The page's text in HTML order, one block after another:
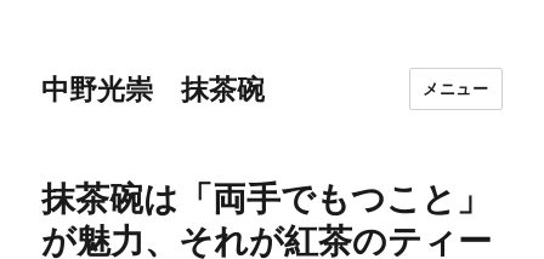
中野光崇 抹茶碗 メニュー
抹茶碗は「両手でもつこと」
が魅力、それが紅茶のティー